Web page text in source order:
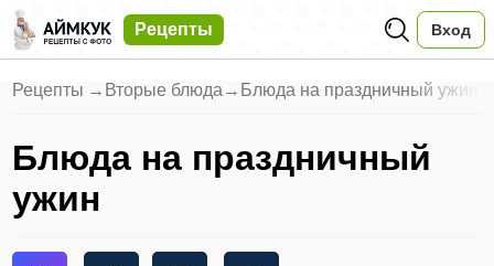
Рецепты Вход
Рецепты → Вторые блюда → Блюда на праздничный ужин
Блюда на праздничный
ужин